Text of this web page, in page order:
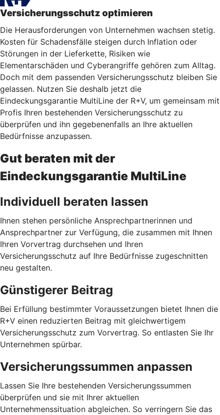
Versicherungsschutz optimieren
Die Herausforderungen von Unternehmen wachsen stetig.
Kosten für Schadensfälle steigen durch Inflation oder
Störungen in der Lieferkette, Risiken wie
Elementarschäden und Cyberangriffe gehören zum Alltag.
Doch mit dem passenden Versicherungsschutz bleiben Sie
gelassen. Nutzen Sie deshalb jetzt die
Eindeckungsgarantie MultiLine der R+V, um gemeinsam mit
Profis Ihren bestehenden Versicherungsschutz zu
überprüfen und ihn gegebenenfalls an Ihre aktuellen
Bedürfnisse anzupassen.
Gut beraten mit der
Eindeckungsgarantie MultiLine
Individuell beraten lassen
Ihnen stehen persönliche Ansprechpartnerinnen und
Ansprechpartner zur Verfügung, die zusammen mit Ihnen
Ihren Vorvertrag durchsehen und Ihren
Versicherungsschutz auf Ihre Bedürfnisse zugeschnitten
neu gestalten.
Günstigerer Beitrag
Bei Erfüllung bestimmter Voraussetzungen bietet Ihnen die
R+V einen reduzierten Beitrag mit gleichwertigem
Versicherungsschutz zum Vorvertrag. So entlasten Sie Ihr
Unternehmen spürbar.
Versicherungssummen anpassen
Lassen Sie Ihre bestehenden Versicherungssummen
überprüfen und sie mit Ihrer aktuellen
Unternehmenssituation abgleichen. So verringern Sie das